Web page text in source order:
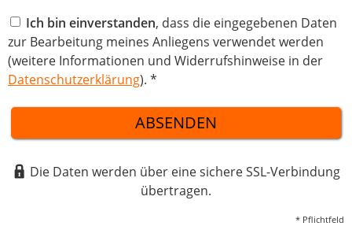
Ich bin einverstanden, dass die eingegebenen Daten
zur Bearbeitung meines Anliegens verwendet werden
(weitere Informationen und Widerrufshinweise in der
Datenschutzerklärung). *
ABSENDEN
Die Daten werden über eine sichere SSL-Verbindung
übertragen.
* Pflichtfeld